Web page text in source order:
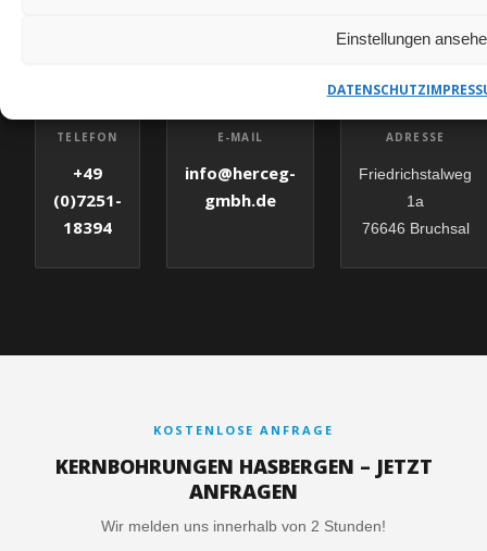
Einstellungen
DATENSCHUTZ
TELEFON
+49
(0)7251-
18394
E-MAIL
info@herceg-
gmbh.de
ADRESSE
Friedrichstalweg
1a
76646 Bruchsal
KOSTENLOSE ANFRAGE
KERNBOHRUNGEN HASBERGEN – JETZT
ANFRAGEN
Wir melden uns innerhalb von 2 Stunden!